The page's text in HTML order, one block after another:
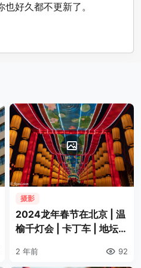
也好久都不更新了。
摄影
2024龙年春节在北京 | 温
榆千灯会 | 卡丁车 | 地坛庙
2 年前 92